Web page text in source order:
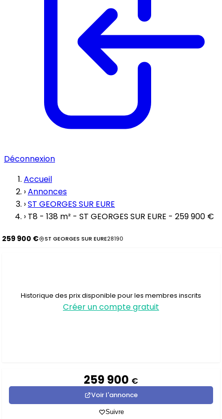
Déconnexion
Accueil
›Annonces
›ST GEORGES SUR EURE
› T8 - 138 m² - ST GEORGES SUR EURE - 259 900 €
259 900 € ST GEORGES SUR EURE28190
Historique des prix disponible pour les membres inscrits
Créer un compte gratuit
259 900 €
Voir l'annonce
Suivre